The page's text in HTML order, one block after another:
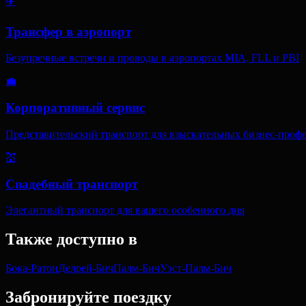
Трансфер в аэропорт
Безупречные встречи и проводы в аэропортах MIA, FLL и PBI
💼
Корпоративный сервис
Представительский транспорт для взыскательных бизнес-
💒
Свадебный транспорт
Элегантный транспорт для вашего особенного дня
Также доступно в
Бока-РатонДелрей-БичПалм-БичУэст-Палм-Бич
Забронируйте поездку